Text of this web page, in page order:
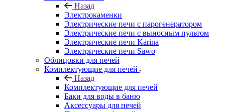
Назад
Электрокаменки
Электрические печи с парогенератором
Электрические печи с выносным пультом
Электрические печи Karina
Электрические печи Sawo
Облицовки для печей
Комплектующие для печей
Назад
Комплектующие для печей
Баки для воды в баню
Аксессуары для печей